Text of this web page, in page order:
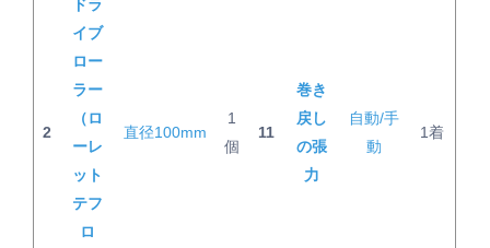
2
ドラ
イブ
ロー
ラー
（ロ
ーレ
ット
テフ
ロ
直径100mm
1
個
11
巻き
戻し
の張
力
自動/手
動
1着